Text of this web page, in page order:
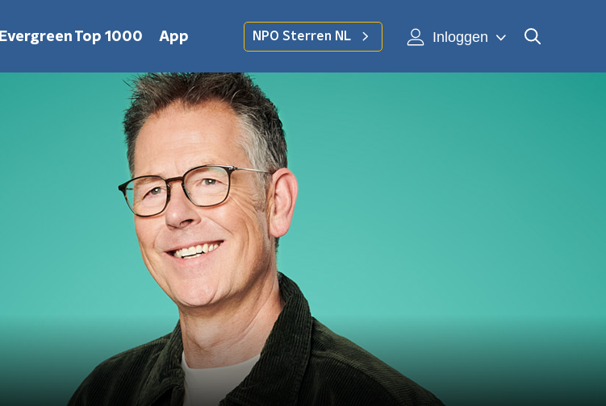
Evergreen Top 1000 App NPO Sterren NL Inloggen